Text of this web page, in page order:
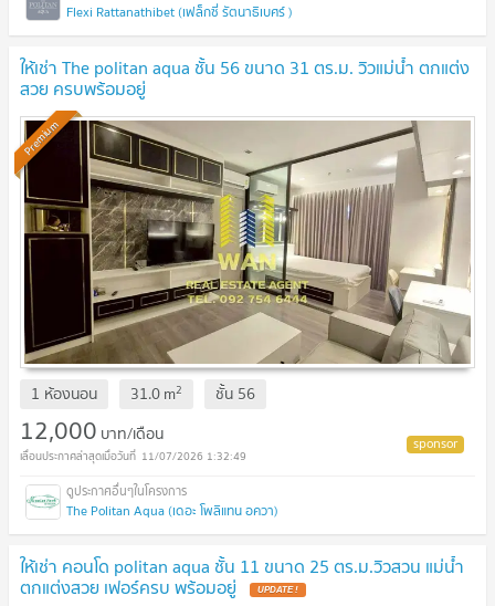
Flexi Rattanathibet (เฟล็กซี่ รัตนาธิเบศร์ )
ให้เช่า The politan aqua ชั้น 56 ขนาด 31 ตร.ม. วิวแม่น้ำ ตกแต่ง
สวย ครบพร้อมอยู่
Premium
1 ห้องนอน 31.0m2 ชั้น 56
12,000 บาท/เดือน
11/07/2026 1:32:49
The Politan Aqua (เดอะ โพลิแทน อควา)
ให้เช่า คอนโด politan aqua ชั้น 11 ขนาด 25 ตร.ม.วิวสวน แม่น้ำ
ตกแต่งสวย เฟอร์ครบ พร้อมอยู่